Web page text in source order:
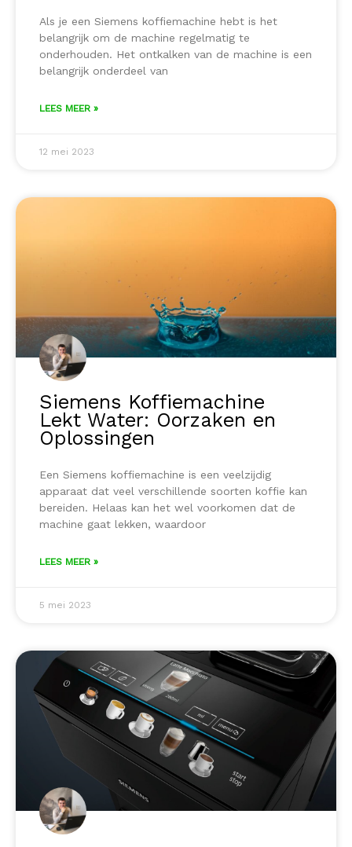
Als je een Siemens koffiemachine hebt is het
belangrijk om de machine regelmatig te
onderhouden. Het ontkalken van de machine is een
belangrijk onderdeel van
LEES MEER »
12 mei 2023
Siemens Koffiemachine
Lekt Water: Oorzaken en
Oplossingen
Een Siemens koffiemachine is een veelzijdig
apparaat dat veel verschillende soorten koffie kan
bereiden. Helaas kan het wel voorkomen dat de
machine gaat lekken, waardoor
LEES MEER »
5 mei 2023